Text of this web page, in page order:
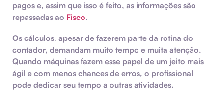
pagos e, assim que isso é feito, as informações são
repassadas ao Fisco.
Os cálculos, apesar de fazerem parte da rotina do
contador, demandam muito tempo e muita atenção.
Quando máquinas fazem esse papel de um jeito mais
ágil e com menos chances de erros, o profissional
pode dedicar seu tempo a outras atividades.